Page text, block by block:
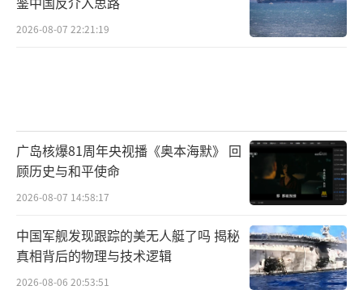
动”。
陵兰人民，她再次强调格陵兰岛不容出售。弗
雷泽里克森5日警告说，如果美国对北约盟国采
取军事行动，则“一切都将终结”。丹麦国防
部当地时间7日证实，根据军事规定，若美国武
力夺取格陵兰岛，丹麦士兵可以“先开枪再请
示”。
2026-08-07 22:21:19
广岛核爆81周年央视播《奥本海默》 回
顾历史与和平使命
2026-08-07 14:58:17
中国军舰发现跟踪的美无人艇了吗 揭秘
真相背后的物理与技术逻辑
2026-08-06 20:53:51